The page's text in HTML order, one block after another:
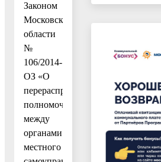
Законом
Московской
области
№
106/2014-
ОЗ «О
перераспределении
полномочий
между
органами
местного